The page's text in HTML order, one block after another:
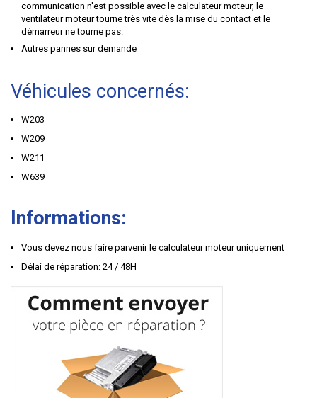
communication n'est possible avec le calculateur moteur, le
ventilateur moteur tourne très vite dès la mise du contact et le
démarreur ne tourne pas.
Autres pannes sur demande
Véhicules concernés:
W203
W209
W211
W639
Informations:
Vous devez nous faire parvenir le calculateur moteur uniquement
Délai de réparation: 24 / 48H